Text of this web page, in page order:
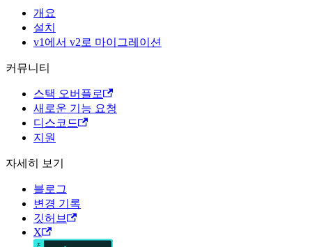
개요
설치
v1에서 v2로 마이그레이션
커뮤니티
스택 오버플로
새로운 기능 요청
디스코드
지원
자세히 보기
블로그
변경 기록
깃허브
X